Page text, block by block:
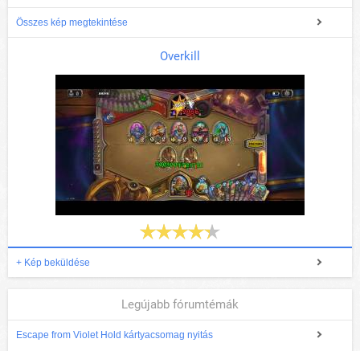
Összes kép megtekintése
Overkill
+ Kép beküldése
Legújabb fórumtémák
Escape from Violet Hold kártyacsomag nyitás